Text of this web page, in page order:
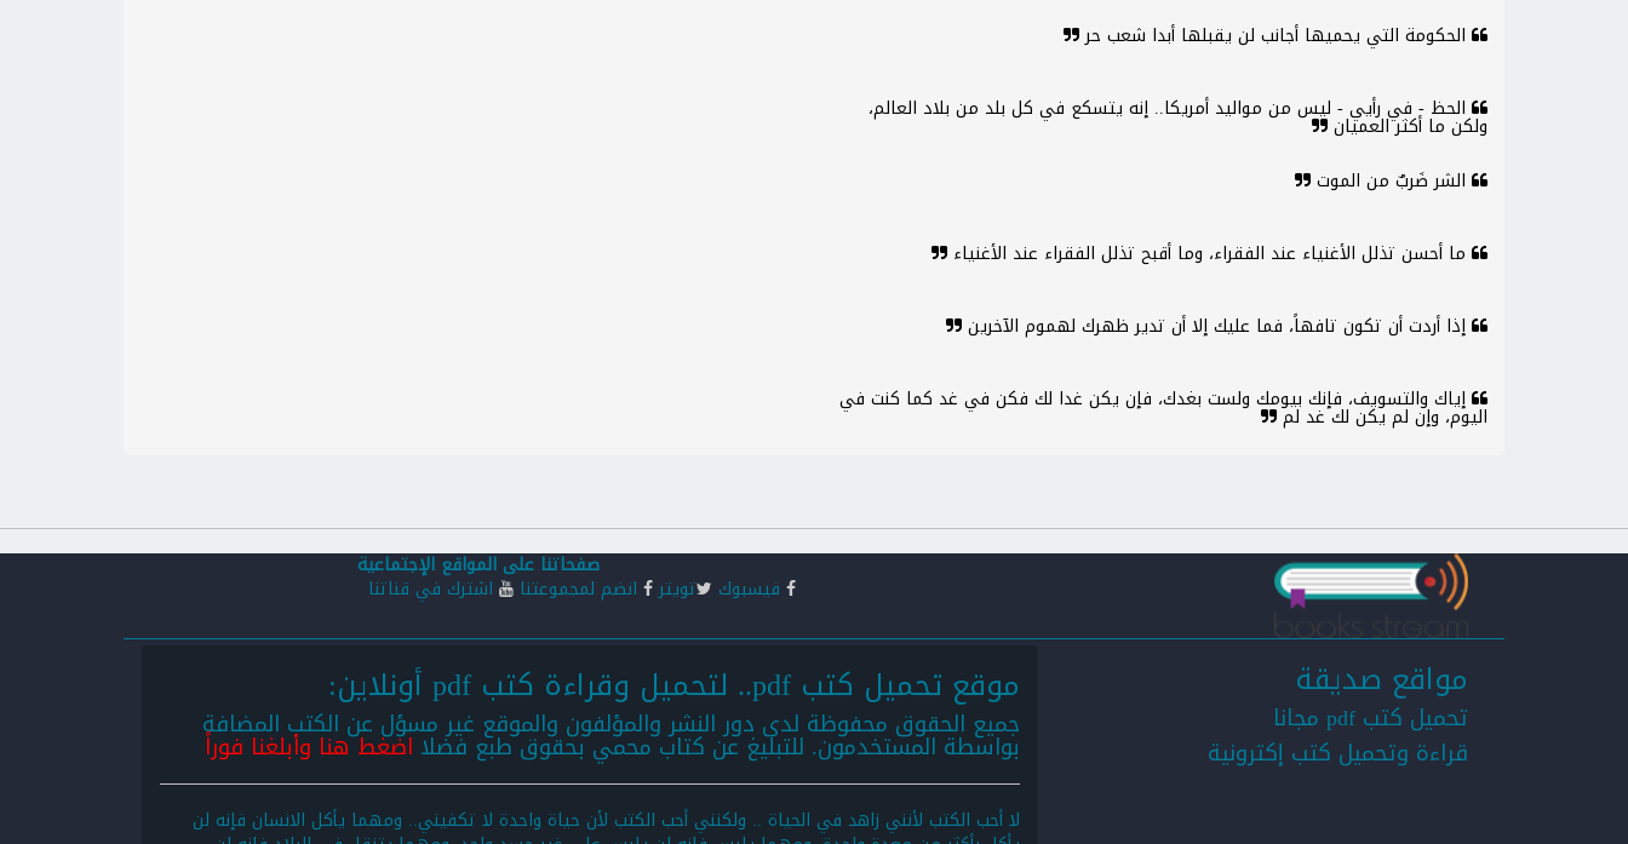
الحكومة التي يحميها أجانب لن يقبلها أبدا شعب حر
الحظ - في رأيي - ليس من مواليد أمريكا.. إنه يتسكع في كل بلد من بلاد العالم،
ولكن ما أكثر العميان
الشر ضَربٌ من الموت
ما أحسن تذلل الأغنياء عند الفقراء، وما أقبح تذلل الفقراء عند الأغنياء
إذا أردت أن تكون تافهاً، فما عليك إلا أن تدير ظهرك لهموم الآخرين
إياك والتسويف، فإنك بيومك ولست بغدك، فإن يكن غدا لك فكن في غد كما كنت في
اليوم، وإن لم يكن لك غد لم
صفحاتنا على المواقع الإجتماعية
فيسبوك تويتر انضم لمجموعتنا اشترك في قناتنا
مواقع صديقة
تحميل كتب pdf مجانا
قراءة وتحميل كتب إكترونية
موقع تحميل كتب pdf.. لتحميل وقراءة كتب pdf أونلاين:
جميع الحقوق محفوظة لدى دور النشر والمؤلفون والموقع غير مسؤل عن الكتب المضافة
بواسطة المستخدمون. للتبليغ عن كتاب محمي بحقوق طبع فضلا اضغط هنا وأبلغنا فوراً
لا أحب الكتب لأنني زاهد في الحياة .. ولكنني أحب الكتب لأن حياة واحدة لا تكفيني.. ومهما يأكل الانسان فإنه لن